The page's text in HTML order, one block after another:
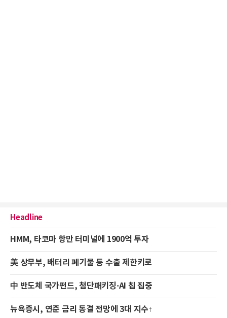
Headline
HMM, 타코마 항만 터미널에 1900억 투자
美 상무부, 배터리 폐기물 등 수출 제한키로
中 반도체 국가펀드, 첨단패키징·AI 칩 집중
뉴욕증시, 연준 금리 동결 전망에 3대 지수↑